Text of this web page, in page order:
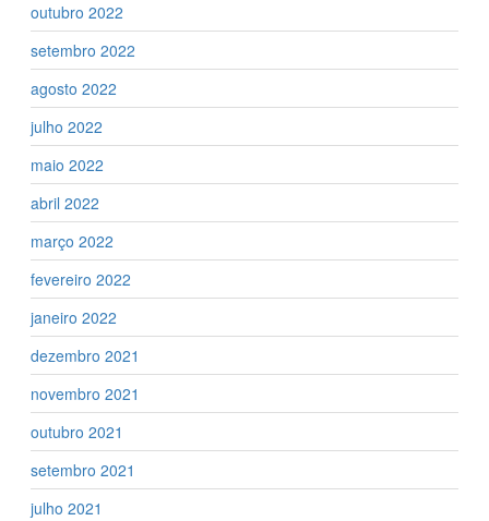
outubro 2022
setembro 2022
agosto 2022
julho 2022
maio 2022
abril 2022
março 2022
fevereiro 2022
janeiro 2022
dezembro 2021
novembro 2021
outubro 2021
setembro 2021
julho 2021